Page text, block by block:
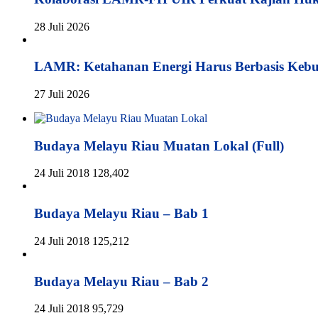
28 Juli 2026
LAMR: Ketahanan Energi Harus Berbasis
27 Juli 2026
Budaya Melayu Riau Muatan Lokal (Full)
24 Juli 2018 128,402
Budaya Melayu Riau – Bab 1
24 Juli 2018 125,212
Budaya Melayu Riau – Bab 2
24 Juli 2018 95,729